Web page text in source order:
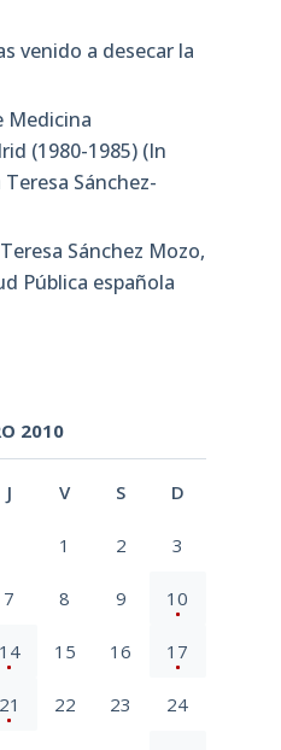
venido a desecar la
Medicina
(1980-1985) (In
Sánchez-
Sánchez Mozo,
Pública española
2010
J V S D
1 2 3
7 8 9 10
14 15 16 17
21 22 23 24